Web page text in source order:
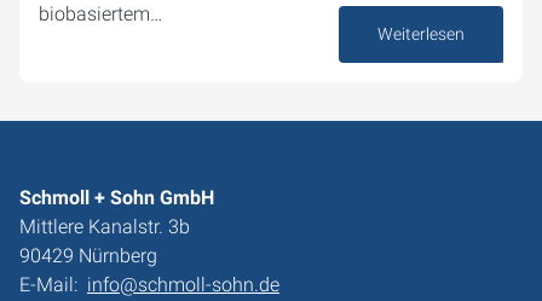
biobasiertem…
Weiterlesen
Schmoll + Sohn GmbH
Mittlere Kanalstr. 3b
90429 Nürnberg
E-Mail: info@schmoll-sohn.de